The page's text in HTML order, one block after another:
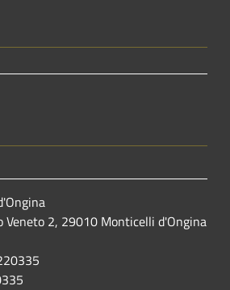
Veneto 2, 29010 Monticelli d'Ongina